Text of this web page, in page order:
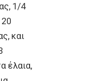
1/4
και
έλαια,